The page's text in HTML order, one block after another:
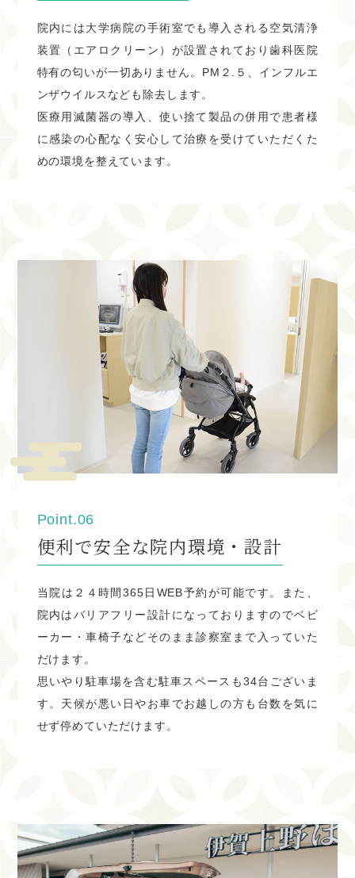
※木曜、日曜、祝日がお休みとなります。 祝日のある週は
木曜診療致します。
１・4・8・11・12・18・23・25・29
WEB予約、電話予約開始しております。
ことができましたことを感謝いたします。本当
にありがとうございました。
12/29（金）〜1/3（水）は休診となります。
1/4（木）から通常診療となります。
ご不便をおかけしますが何卒よろしくお願い致
皆様にとって2024年も素晴らしい年であります
よう心よりお祈り申し上げます。
良い年をお迎えくださいませ。
１月の休診日
※木曜、日曜、祝日がお休みとなります。 祝日のある週は
木曜診療致します。
１・2・3・7・8・14・18・21・25・28
WEB予約、電話予約開始しております。
2023.11.21
木曜診療致します。
院内には大学病院の手術室でも導入される空気清浄
装置（エアロクリーン）が設置されており歯科医院
特有の匂いが一切ありません。PM２.５、インフルエ
ンザウイルスなども除去します。
医療用滅菌器の導入、使い捨て製品の併用で患者様
に感染の心配なく安心して治療を受けていただくた
めの環境を整えています。
Point.06
便利で安全な院内環境・設計
当院は２４時間365日WEB予約が可能です。また、
院内はバリアフリー設計になっておりますのでベビ
ーカー・車椅子などそのまま診察室まで入っていた
だけます。
思いやり駐車場を含む駐車スペースも34台ございま
す。天候が悪い日やお車でお越しの方も台数を気に
せず停めていただけます。